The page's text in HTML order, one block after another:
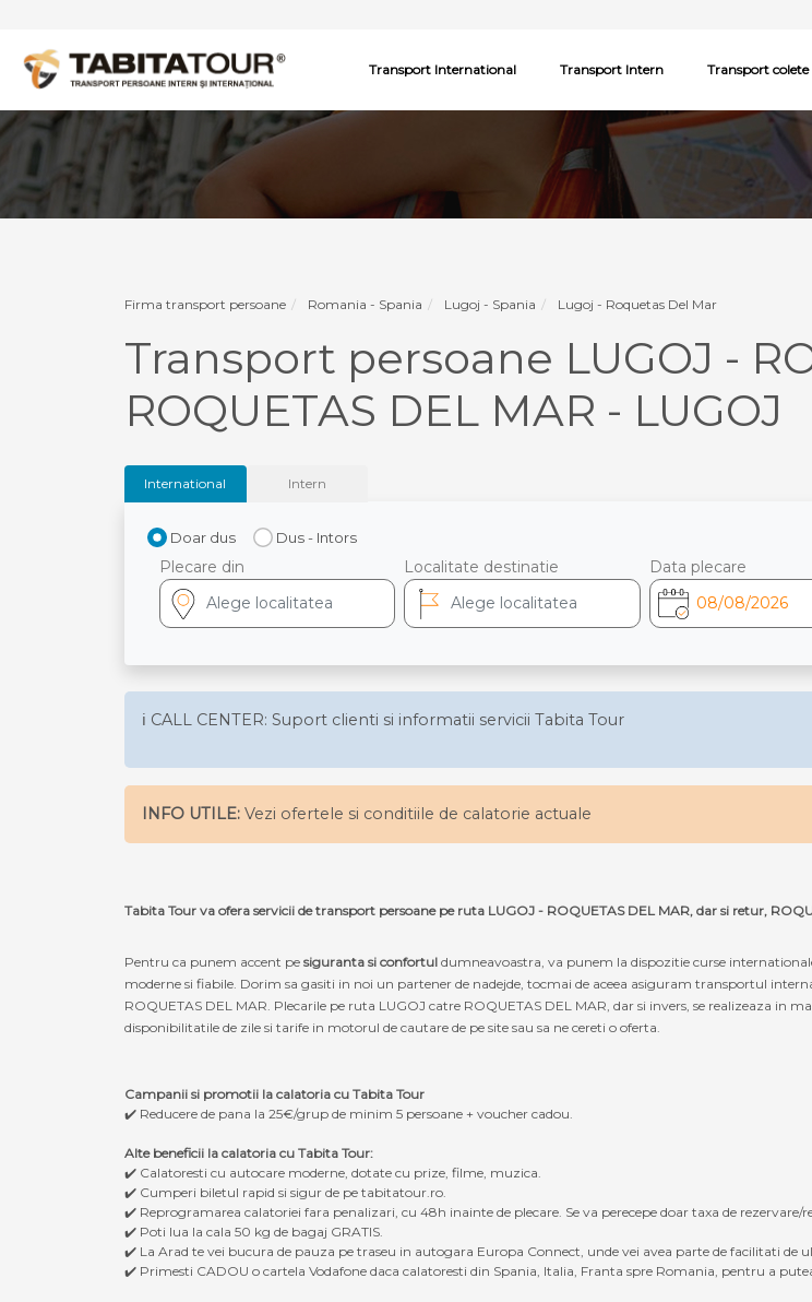
Transport International Transport Intern Transport colete
Firma transport persoane Romania - Spania Lugoj - Spania Lugoj - Roquetas Del Mar
Transport persoane LUGOJ -
ROQUETAS DEL MAR - LUGOJ
International Intern
Doar dus Dus - Intors
Plecare din Localitate destinatie Data plecare
ℹ️ CALL CENTER: Suport clienti si informatii servicii Tabita Tour
INFO UTILE: Vezi ofertele si conditiile de calatorie actuale
Tabita Tour va ofera servicii de transport persoane pe ruta LUGOJ - ROQUETAS DEL MAR, dar si retur,
Pentru ca punem accent pe siguranta si confortul dumneavoastra, va punem la dispozitie curse
moderne si fiabile. Dorim sa gasiti in noi un partener de nadejde, tocmai de aceea asiguram transportul
ROQUETAS DEL MAR. Plecarile pe ruta LUGOJ catre ROQUETAS DEL MAR, dar si invers, se realizeaza
disponibilitatile de zile si tarife in motorul de cautare de pe site sau sa ne cereti o oferta.
Campanii si promotii la calatoria cu Tabita Tour
✔️ Reducere de pana la 25€/grup de minim 5 persoane + voucher cadou.
Alte beneficii la calatoria cu Tabita Tour:
✔️ Calatoresti cu autocare moderne, dotate cu prize, filme, muzica.
✔️ Cumperi biletul rapid si sigur de pe tabitatour.ro.
✔️ Reprogramarea calatoriei fara penalizari, cu 48h inainte de plecare. Se va perecepe doar taxa de rezervare/
✔️ Poti lua la cala 50 kg de bagaj GRATIS.
✔️ La Arad te vei bucura de pauza pe traseu in autogara Europa Connect, unde vei avea parte de facilitati de
✔️ Primesti CADOU o cartela Vodafone daca calatoresti din Spania, Italia, Franta spre Romania, pentru a